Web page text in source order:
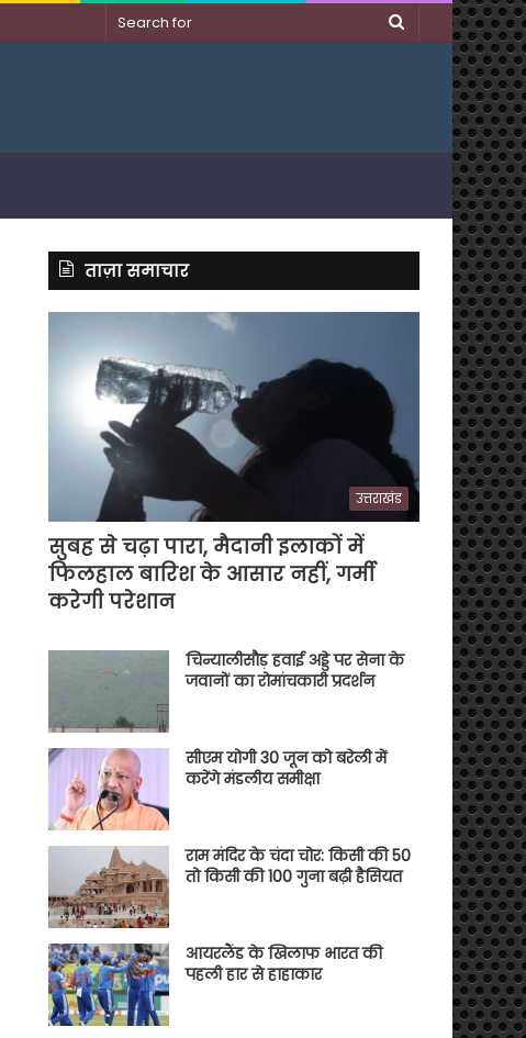
Search
ताज़ा समाचार
उत्तराखंड
सुबह से चढ़ा पारा, मैदानी इलाकों में
फिलहाल बारिश के आसार नहीं, गर्मी
करेगी परेशान
चिन्यालीसौड़ हवाई अड्डे पर सेना के
जवानों का रोमांचकारी प्रदर्शन
सीएम योगी 30 जून को बरेली में
करेंगे मंडलीय समीक्षा
राम मंदिर के चंदा चोर: किसी की 50
तो किसी की 100 गुना बढ़ी हैसियत
आयरलैंड के खिलाफ भारत की
पहली हार से हाहाकार